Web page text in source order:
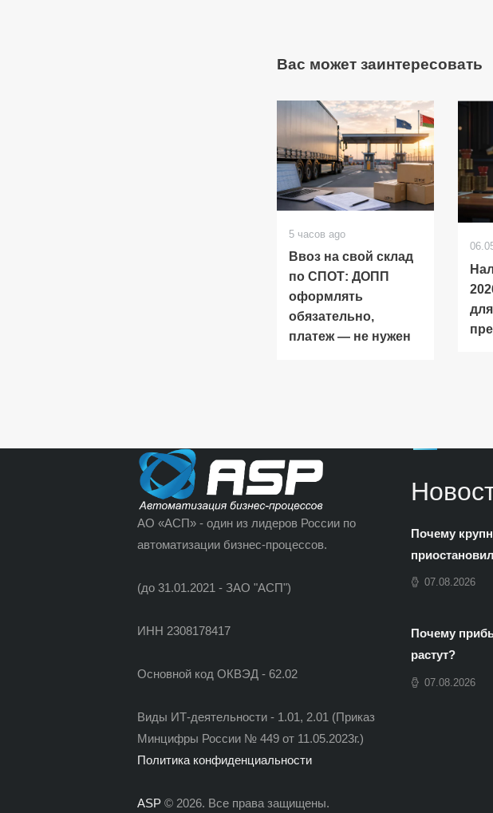
Вас может заинтересовать
5 часов ago
Ввоз на свой склад
по СПОТ: ДОПП
оформлять
обязательно,
платеж — не нужен
для
АО «АСП» - один из лидеров России по
автоматизации бизнес-процессов.
(до 31.01.2021 - ЗАО "АСП")
ИНН 2308178417
Основной код ОКВЭД - 62.02
Виды ИТ-деятельности - 1.01, 2.01 (Приказ
Минцифры России № 449 от 11.05.2023г.)
Почему
07.08.2026
Почему
растут?
07.08.2026
Политика конфиденциальности
ASP © 2026. Все права защищены.